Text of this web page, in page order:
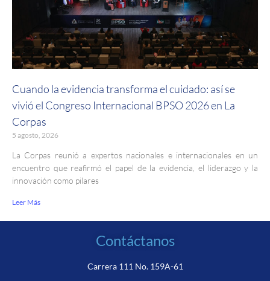
Cuando la evidencia transforma el cuidado: así se
vivió el Congreso Internacional BPSO 2026 en La
Corpas
5 agosto, 2026
La Corpas reunió a expertos nacionales e internacionales en un
encuentro que reafirmó el papel de la evidencia, el liderazgo y la
innovación como pilares
Leer Más
Contáctanos
Carrera 111 No. 159A-61